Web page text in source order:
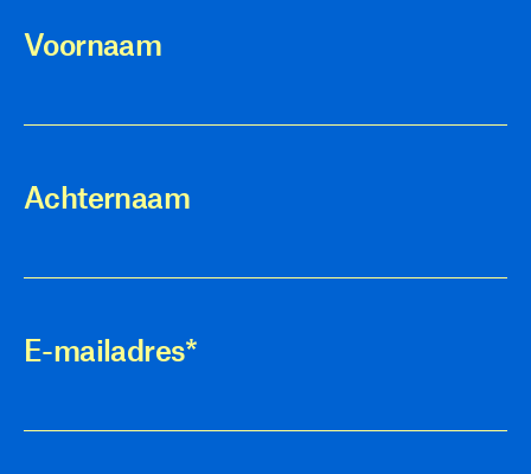
Voornaam
Achternaam
E-mailadres*